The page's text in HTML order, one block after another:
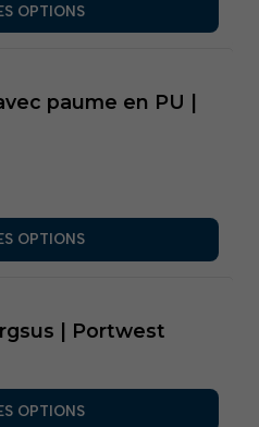
OPTIONS
paume en PU |
OPTIONS
| Portwest
OPTIONS